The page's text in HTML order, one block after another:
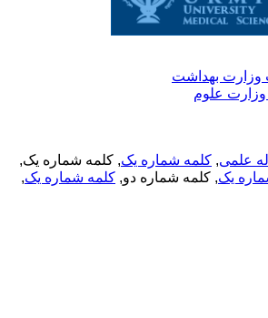
بهداشت
علوم
علمی, کلمه شماره یک, کلمه شماره یک,
یک, کلمه شماره دو,کلمه شماره یک,